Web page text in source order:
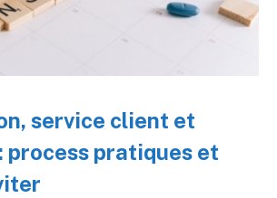
service client et
process pratiques et